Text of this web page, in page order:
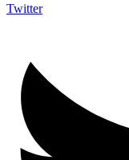
Twitter